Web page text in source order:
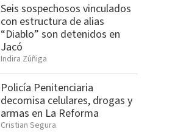
Seis sospechosos vinculados
con estructura de alias
“Diablo” son detenidos en
Jacó
Indira Zúñiga
Policía Penitenciaria
decomisa celulares, drogas y
armas en La Reforma
Cristian Segura